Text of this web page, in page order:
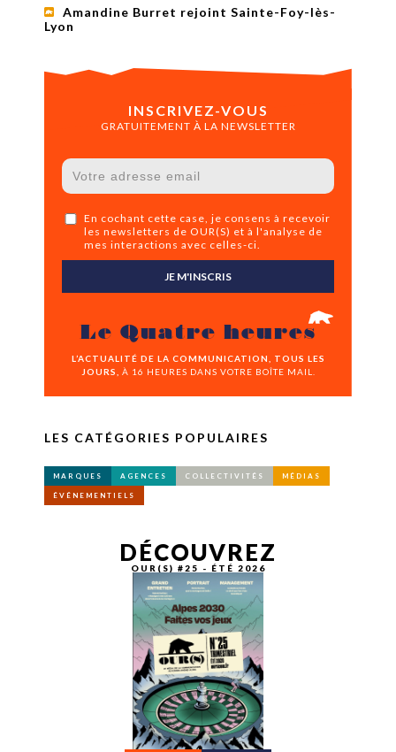
Amandine Burret rejoint Sainte-Foy-lès-
Lyon
INSCRIVEZ-VOUS
GRATUITEMENT À LA NEWSLETTER
En cochant cette case, je consens à recevoir
les newsletters de OUR(S) et à l'analyse de
mes interactions avec celles-ci.
JE M'INSCRIS
Le Quatre heures
L’ACTUALITÉ DE LA COMMUNICATION, TOUS LES
JOURS,
À 16 HEURES DANS VOTRE BOÎTE MAIL.
LES CATÉGORIES POPULAIRES
MARQUES AGENCES COLLECTIVITÉS MÉDIAS
ÉVÉNEMENTIELS
DÉCOUVREZ
OUR(S) #25 - ÉTÉ 2026